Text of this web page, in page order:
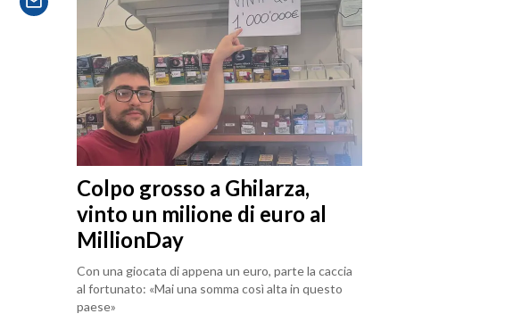
Colpo grosso a Ghilarza,
vinto un milione di euro al
MillionDay
Con una giocata di appena un euro, parte la caccia
al fortunato: «Mai una somma così alta in questo
paese»